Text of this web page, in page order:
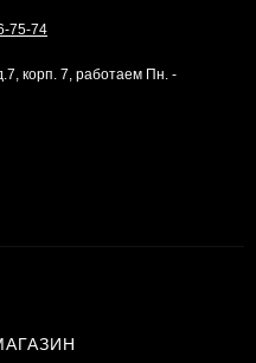
75-74
корп. 7, работаем Пн. -